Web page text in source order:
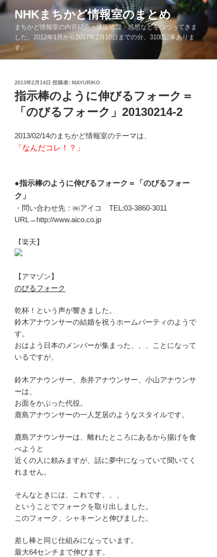
コ
ン
ツ
NHKまちかど情報室のまとめ
まちかど情報室の内容紹介・通販情報・感想などをつづってきま
した。2012年1月から2017年2月10日までの分、3100記事ありま
す。
投
稿
日:
2013年2月14日 投稿者: MAYURIKO
指示棒のように伸びるフォーク＝
「のびるフォーク」20130214-2
2013/02/14のまちかど情報室のテーマは、
「なんだコレ！？」
●指示棒のように伸びるフォーク＝「のびるフォー
ク」
・問い合わせ先：㈱アイコ TEL:03-3860-3011
URL→http://www.aico.co.jp
【楽天】
【アマゾン】
のびるフォーク
乾杯！という声が響きました。
鈴木アナウンサーの結婚を祝うホームパーティのようで
す。
おはよう日本のメンバーが集まった、、、ことになって
いるですが、
鈴木アナウンサー、糸井アナウンサー、小山アナウンサ
ーは、
お面をかぶった代役。
鹿島アナウンサーの一人芝居のようなスタイルです。
鹿島アナウンサーは、離れたところにあるから揚げを食
べようと
近くの人に頼みますが、話に夢中になっていて聞いてく
れません。
そんなときには、これです、、、
ということでフォークを取り出しました。
このフォーク、シャキーンと伸びました。
差し棒と同じ仕組みになっています。
最大64センチまで伸びます。